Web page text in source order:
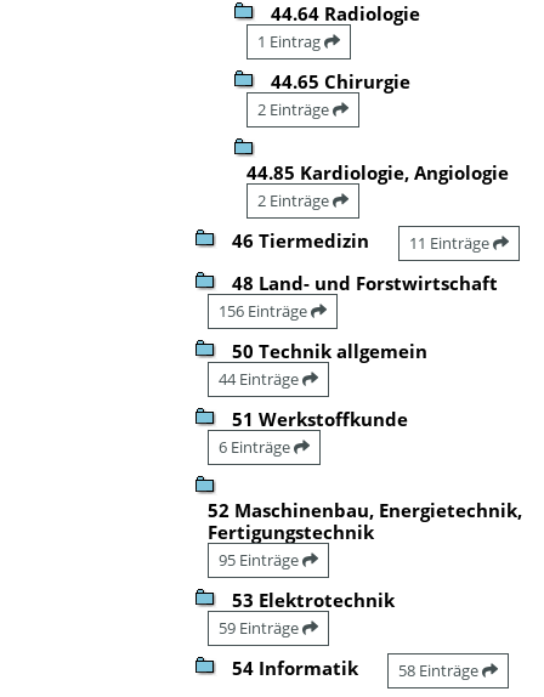
44.64 Radiologie
1 Eintrag
44.65 Chirurgie
2 Einträge
44.85 Kardiologie, Angiologie
2 Einträge
46 Tiermedizin 11 Einträge
48 Land- und Forstwirtschaft
156 Einträge
50 Technik allgemein
44 Einträge
51 Werkstoffkunde
6 Einträge
52 Maschinenbau, Energietechnik,
Fertigungstechnik
95 Einträge
53 Elektrotechnik
59 Einträge
54 Informatik 58 Einträge